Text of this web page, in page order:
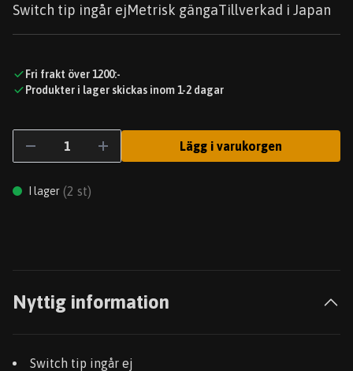
Switch tip ingår ejMetrisk gängaTillverkad i Japan
Fri frakt över 1200:-
Produkter i lager skickas inom 1-2 dagar
Lägg i varukorgen
I lager (2 st)
Nyttig information
Switch tip ingår ej